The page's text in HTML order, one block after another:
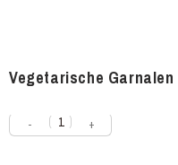
Vegetarische Garnalen
- +